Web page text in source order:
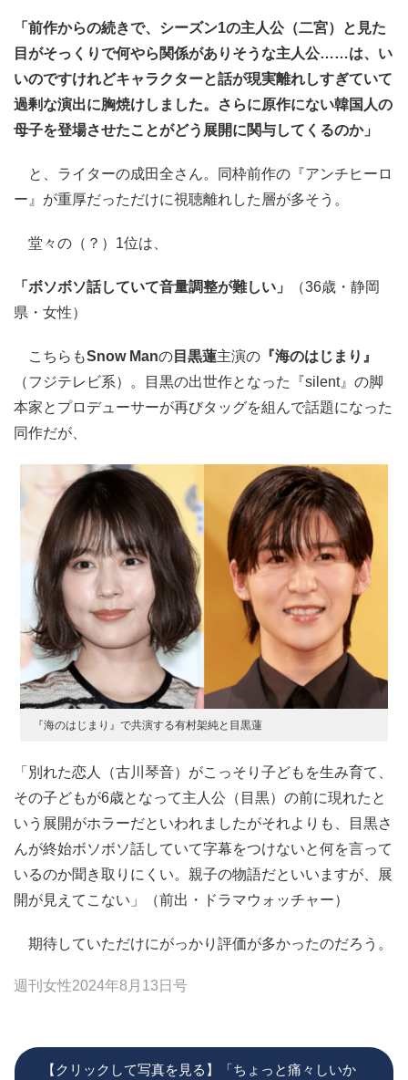
「前作からの続きで、シーズン1の主人公（二宮）と見た
目がそっくりで何やら関係がありそうな主人公……は、い
いのですけれどキャラクターと話が現実離れしすぎていて
過剰な演出に胸焼けしました。さらに原作にない韓国人の
母子を登場させたことがどう展開に関与してくるのか」
と、ライターの成田全さん。同枠前作の『アンチヒーロ
ー』が重厚だっただけに視聴離れした層が多そう。
堂々の（？）1位は、
「ボソボソ話していて音量調整が難しい」
（36歳・静岡
県・女性）
こちらもSnow Manの 目黒蓮主演の 『海のはじまり』
（フジテレビ系）。目黒の出世作となった『silent』の脚
本家とプロデューサーが再びタッグを組んで話題になった
同作だが、
『海のはじまり』で共演する有村架純と目黒蓮
「別れた恋人（古川琴音）がこっそり子どもを生み育て、
その子どもが6歳となって主人公（目黒）の前に現れたと
いう展開がホラーだといわれましたがそれよりも、目黒さ
んが終始ボソボソ話していて字幕をつけないと何を言って
いるのか聞き取りにくい。親子の物語だといいますが、展
開が見えてこない」（前出・ドラマウォッチャー）
期待していただけにがっかり評価が多かったのだろう。
週刊女性2024年8月13日号
【クリックして写真を見る】「ちょっと痛々しいか